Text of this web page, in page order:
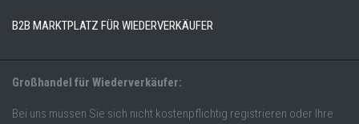
B2B MARKTPLATZ FÜR WIEDERVERKÄUFER
Großhandel für Wiederverkäufer:
Bei uns müssen Sie sich nicht kostenpflichtig registrieren oder Ihre